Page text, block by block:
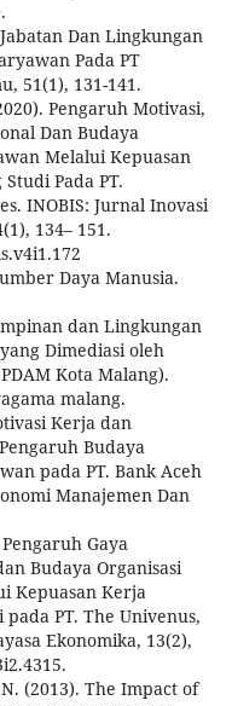
Dan Lingkungan
Pada PT
51(1), 131-141.
Pengaruh Motivasi,
Dan Budaya
Melalui Kepuasan
Pada PT.
INOBIS: Jurnal Inovasi
134– 151.
Daya Manusia.
dan Lingkungan
Dimediasi oleh
Kota Malang).
malang.
Kerja dan
Budaya
pada PT. Bank Aceh
Manajemen Dan
Gaya
Budaya Organisasi
Kepuasan Kerja
PT. The Univenus,
Ekonomika, 13(2),
(2013). The Impact of